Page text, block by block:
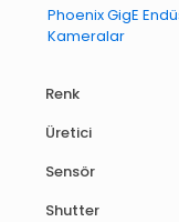
Phoenix GigE
Kameralar
Renk
Üretici
Sensör
Shutter